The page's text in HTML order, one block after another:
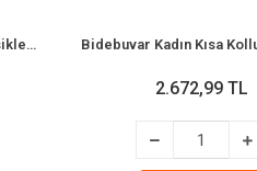
Bidebuvar Kadın Kısa Kollu Bisiklet Yaka Bürümcük Krop Bluz Ve Pantolon Ikili Takım
2.672,99 TL